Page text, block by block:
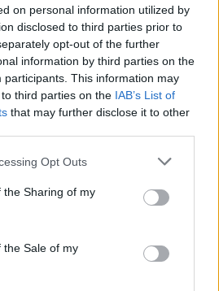
on personal information utilized by
disclosed to third parties prior to
opt-out of the further
information by third parties on the
participants. This information may
third parties on the IAB’s List of
that may further disclose it to other
Opt Outs
the Sharing of my
the Sale of my
–
Seuraava artikkeli
Suomalaislupaus Anssi
LISÄÄ TEKIJÄLTÄ
MM-karsintojen näkymät –
jalkapallokommentaattorin